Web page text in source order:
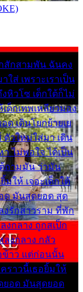
สักสามพัน ฉันคง
ใส่ เพราะเราเป็น
หิวโซ เด็กใต้ก็ไม่
ด็กเทพเหลียวมอง
ด เดินโยกย้ายเย
ตัวใหม่ใส่มา เดิน
ไม่พอใจ ได้เป็น
ถามมัน ว่ามัน
ให้ เจอะเด็กใต้
ด มันสุดยอด สุด
รักสาวราม ที่พัก
งกลาง ถูกสเป็ก
ลงกลาง กลัว
ข้าว แต่ก่อนนั้น
คราวนี้เธอยิ้มให้
ยอด มันสุดยอด